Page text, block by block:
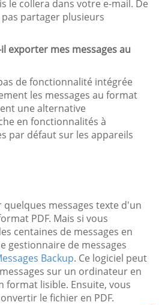
le collera dans votre e-mail. De
partager plusieurs
exporter mes messages au
de fonctionnalité intégrée
les messages au format
une alternative
en fonctionnalités à
par défaut sur les appareils
messages texte d'un
PDF. Mais si vous
centaines de messages en
gestionnaire de messages
Backup. Ce logiciel peut
sur un ordinateur en
format lisible. Ensuite, vous
le fichier en PDF.